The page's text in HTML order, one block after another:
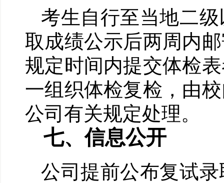
考生自行至当地二
取成绩公示后两周内
规定时间内提交体检
一组织体检复检，由
公司有关规定处理。
七、信息公开
公司提前公布复试